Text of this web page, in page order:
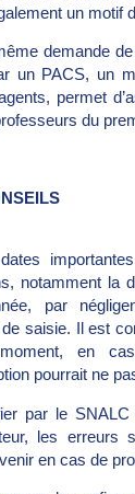
un motif
demande
un PACS, un
permet
du
notamment la
par
saisie. Il est
en
pourrait ne
par le
les erreurs
en cas de